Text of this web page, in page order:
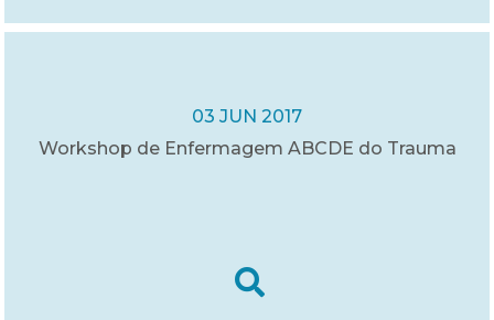
03 JUN 2017
Workshop de Enfermagem ABCDE do Trauma